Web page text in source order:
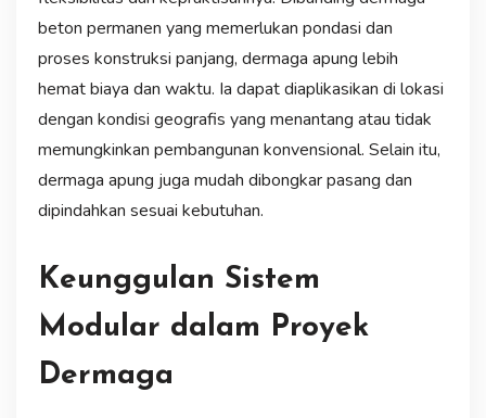
beton permanen yang memerlukan pondasi dan
proses konstruksi panjang, dermaga apung lebih
hemat biaya dan waktu. Ia dapat diaplikasikan di lokasi
dengan kondisi geografis yang menantang atau tidak
memungkinkan pembangunan konvensional. Selain itu,
dermaga apung juga mudah dibongkar pasang dan
dipindahkan sesuai kebutuhan.
Keunggulan Sistem
Modular dalam Proyek
Dermaga